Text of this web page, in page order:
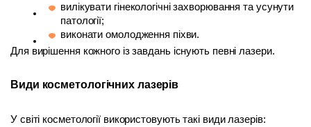
вилікувати гінекологічні захворювання та усунути
патології;
виконати омолодження піхви.
Для вирішення кожного із завдань існують певні лазери.
Види косметологічних лазерів
У світі косметології використовують такі види лазерів: